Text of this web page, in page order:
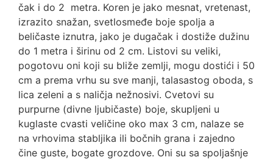
čak i do 2 metra. Koren je jako mesnat, vretenast,
izrazito snažan, svetlosmeđe boje spolja a
beličaste iznutra, jako je dugačak i dostiže dužinu
do 1 metra i širinu od 2 cm. Listovi su veliki,
pogotovu oni koji su bliže zemlji, mogu dostići i 50
cm a prema vrhu su sve manji, talasastog oboda, s
lica zeleni a s naličja nežnosivi. Cvetovi su
purpurne (divne ljubičaste) boje, skupljeni u
kuglaste cvasti veličine oko max 3 cm, nalaze se
na vrhovima stabljika ili bočnih grana i zajedno
čine guste, bogate grozdove. Oni su sa spoljašnje